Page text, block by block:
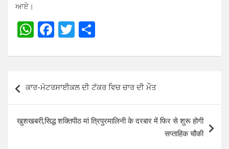
ਆਏ।
W
at
s
A
p
p
F
ce
o
o
k
T
tt
er
ar
e
navigation
ਕਾਰ-ਮੋਟਰਸਾਈਕਲ ਦੀ ਟੱਕਰ ਵਿਚ ਚਾਰ ਦੀ ਮੌਤ
खुशखबरी,सिद्ध शक्तिपीठ मां त्रिपुरमालिनी के दरबार में फिर से शुरू होगी
सप्ताहिक चौकी